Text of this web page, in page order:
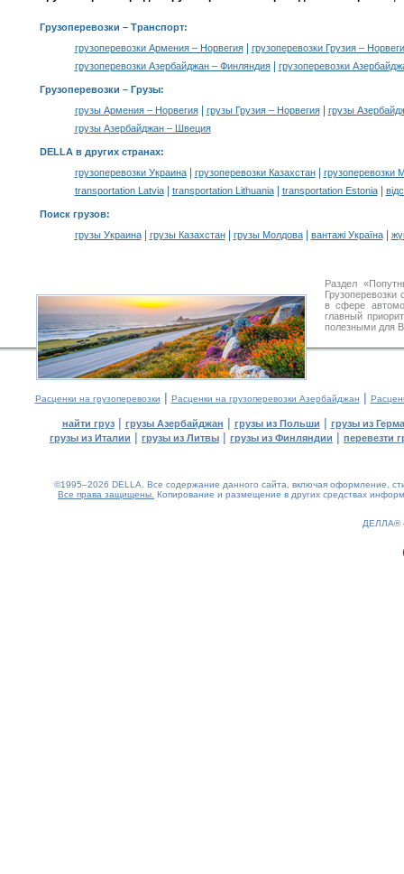
Грузоперевозки – Транспорт:
грузоперевозки Армения – Норвегия|
грузоперевозки Грузия –
грузоперевозки Азербайджан – Финляндия| грузоперевозки
Грузоперевозки – Грузы:
грузы Армения – Норвегия| грузы Грузия – Норвегия|
грузы
грузы Азербайджан – Швеция
DELLA в других странах:
грузоперевозки Украина| грузоперевозки Казахстан|
грузоперевозки
transportation Latvia| transportation Lithuania| transportation Estonia|
Поиск грузов:
грузы Украина| грузы Казахстан| грузы Молдова| вантажі Україна|
Раздел
в сфере
главный
полезными для
Расценки на грузоперевозки | Расценки на грузоперевозки Азербайджан |
найти груз| грузы Азербайджан | грузы из Польши | грузы из
грузы из Италии | грузы из Литвы | грузы из Финляндии | перевезти
©1995–2026 DELLA. Все содержание данного сайта, включая оформление,
Все права защищены. Копирование и размещение в других средствах